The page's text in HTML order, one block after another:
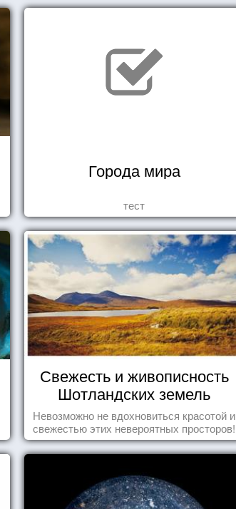
Города мира
тест
Свежесть и живописность
Шотландских земель
Невозможно не вдохновиться красотой и
свежестью этих невероятных просторов!